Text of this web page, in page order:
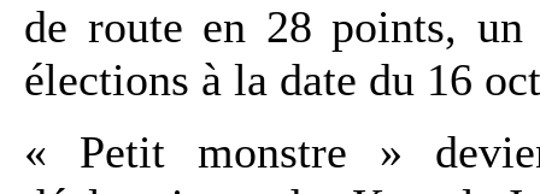
de route en 28 points,
élections à la date du 16
« Petit monstre »